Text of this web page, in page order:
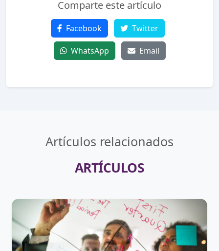
Comparte este artículo
Facebook Twitter
WhatsApp Email
Artículos relacionados
ARTÍCULOS